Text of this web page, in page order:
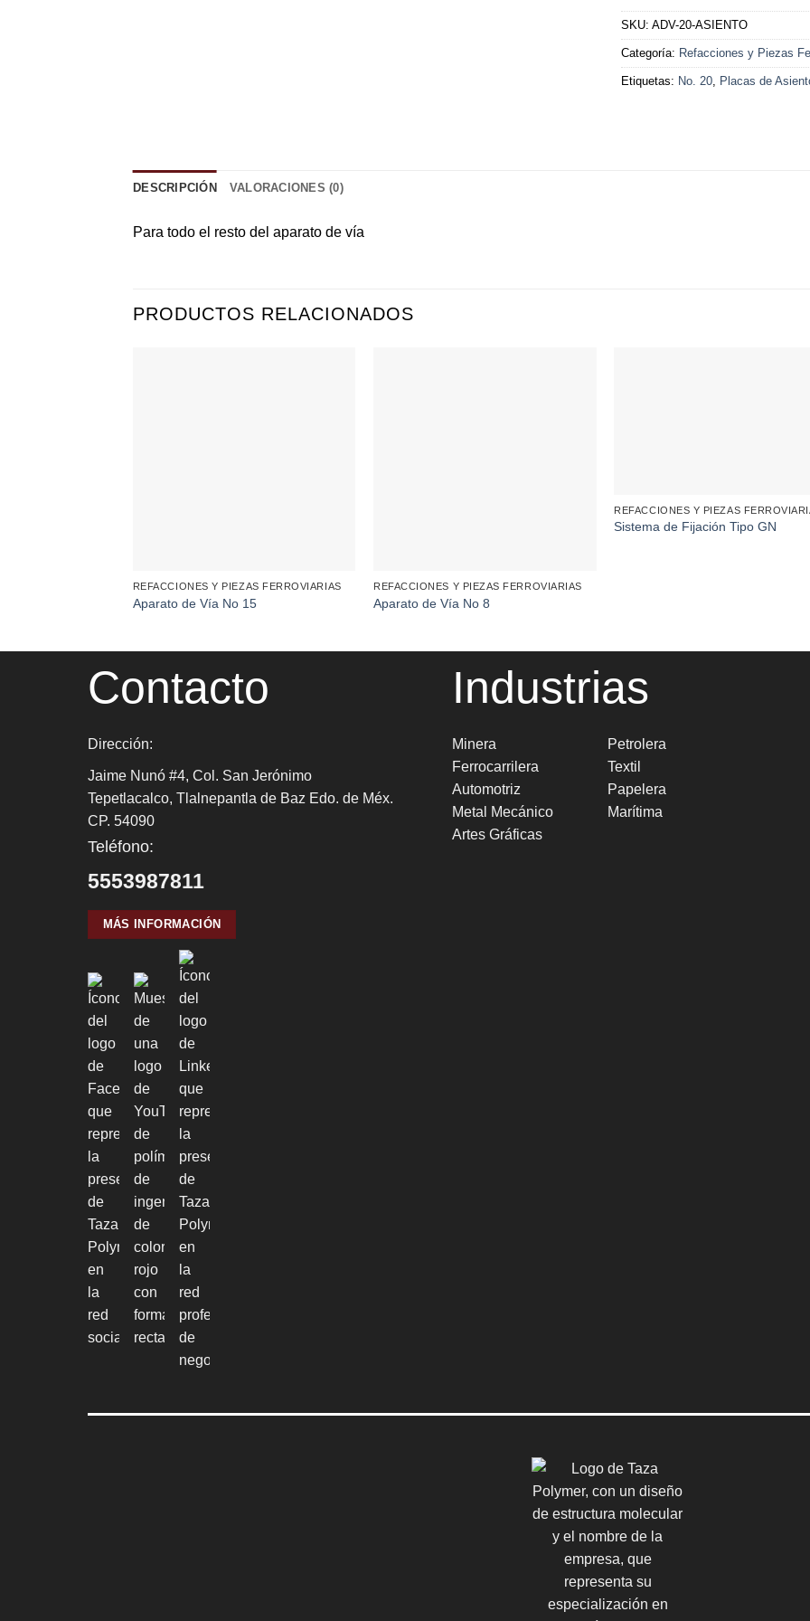
SKU: ADV-20-ASIENTO
Categoría: Refacciones y Piezas
Etiquetas: No. 20 Placas de
DESCRIPCIÓN VALORACIONES (0)
Para todo el resto del aparato de vía
PRODUCTOS RELACIONADOS
REFACCIONES Y PIEZAS FERROVIARIAS
Aparato de Vía No 15
REFACCIONES Y PIEZAS FERROVIARIAS
Aparato de Vía No 8
REFACCIONES Y PIEZAS
Sistema de Fijación Tipo GN
Contacto
Dirección:
Jaime Nunó #4, Col. San Jerónimo
Tepetlacalco, Tlalnepantla de Baz Edo. de Méx.
CP. 54090
Teléfono:
5553987811
MÁS INFORMACIÓN
Industrias
Minera
Ferrocarrilera
Automotriz
Metal Mecánico
Artes Gráficas
Petrolera
Textil
Papelera
Marítima